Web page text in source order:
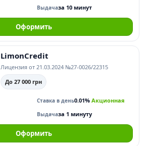
Выдачаза 10 минут
Оформить
LimonCredit
Лицензия от 21.03.2024 №27-0026/22315
До 27 000 грн
Ставка в день0.01% Акционная
Выдачаза 1 минуту
Оформить